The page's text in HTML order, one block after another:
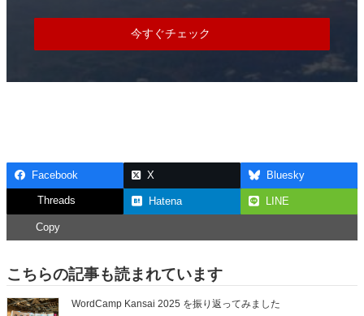
今すぐチェック
Facebook X Bluesky
Threads Hatena LINE
Copy
こちらの記事も読まれています
WordCamp Kansai 2025 を振り返ってみました